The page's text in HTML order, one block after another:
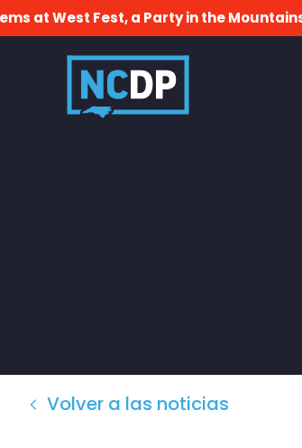
at West Fest, a Party in the
Volver a las noticias